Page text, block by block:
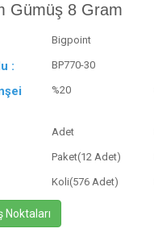
Gümüş 8 Gram
Bigpoint
: BP770-30
%20
Adet
Paket(12 Adet)
Koli(576 Adet)
Noktaları